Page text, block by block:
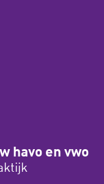
havo en vwo